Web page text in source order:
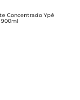
Concentrado Ypê